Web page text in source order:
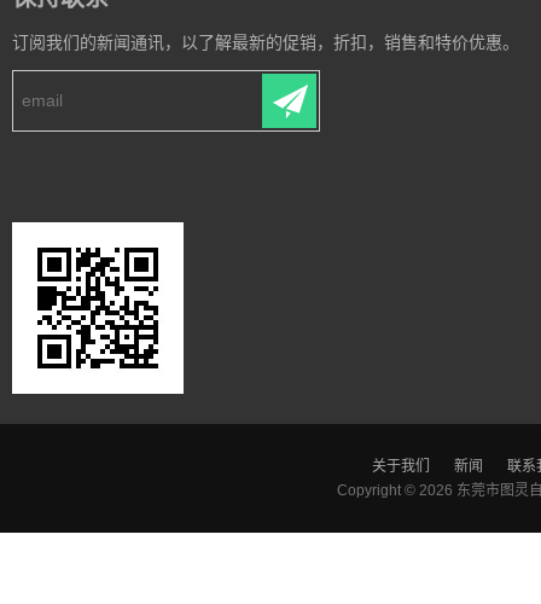
订阅我们的新闻通讯，以了解最新的促销，折扣，销售和特价优惠。
关于我们 新闻
联系
Copyright © 2026 东莞市图灵